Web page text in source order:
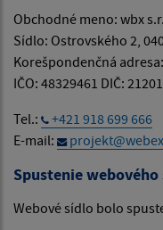
Obchodné meno: wbx
Sídlo: Ostrovského 2,
Korešpondenčná
IČO: 48329461 DIČ:
Tel.:
+421 918 699 666
E-mail:
Spustenie webového
Webové sídlo bolo